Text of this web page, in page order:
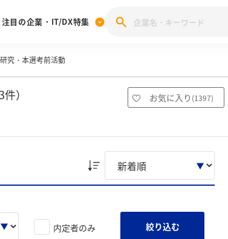
卒] 本選考体験記投稿キャンペーン
なのDX企業就職ブランド調査
みんなの新
注目の企業・IT/DX特集
28卒 IT・
究・本選考前活動
） お気に入り (1397)
内定者のみ 絞り込む